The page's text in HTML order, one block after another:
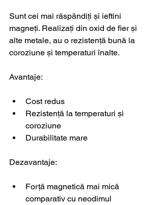
Sunt cei mai răspândiți și ieftini
magneți. Realizați din oxid de fier și
alte metale, au o rezistență bună la
coroziune și temperaturi înalte.
Avantaje:
Cost redus
Rezistență la temperaturi și
coroziune
Durabilitate mare
Dezavantaje:
Forță magnetică mai mică
comparativ cu neodimul